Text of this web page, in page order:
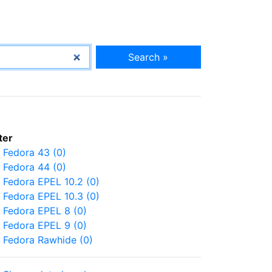
Search »
Fedora 43 (0)
Fedora 44 (0)
Fedora EPEL 10.2 (0)
Fedora EPEL 10.3 (0)
Fedora EPEL 8 (0)
Fedora EPEL 9 (0)
Fedora Rawhide (0)